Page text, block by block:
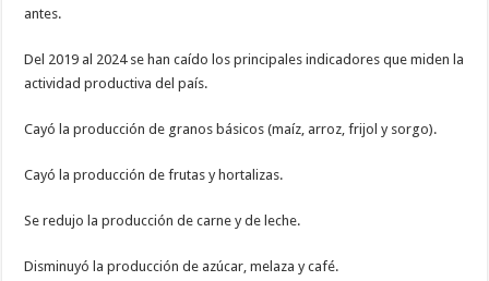
antes.
Del 2019 al 2024 se han caído los principales indicadores que miden la
actividad productiva del país.
Cayó la producción de granos básicos (maíz, arroz, frijol y sorgo).
Cayó la producción de frutas y hortalizas.
Se redujo la producción de carne y de leche.
Disminuyó la producción de azúcar, melaza y café.